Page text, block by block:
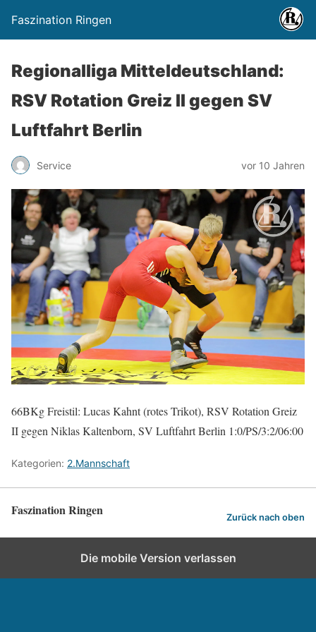
Faszination Ringen
Regionalliga Mitteldeutschland:
RSV Rotation Greiz II gegen SV
Luftfahrt Berlin
Service vor 10 Jahren
66BKg Freistil: Lucas Kahnt (rotes Trikot), RSV Rotation Greiz
II gegen Niklas Kaltenborn, SV Luftfahrt Berlin 1:0/PS/3:2/06:00
Kategorien: 2.Mannschaft
Faszination Ringen Zurück nach oben
Die mobile Version verlassen